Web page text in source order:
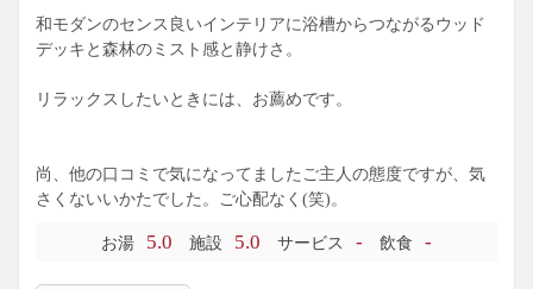
和モダンのセンス良いインテリアに浴槽からつながるウッド
デッキと森林のミスト感と静けさ。
リラックスしたいときには、お薦めです。
尚、他の口コミで気になってましたご主人の態度ですが、気
さくないいかたでした。ご心配なく(笑)。
お湯 5.0 施設 5.0 サービス - 飲食 -